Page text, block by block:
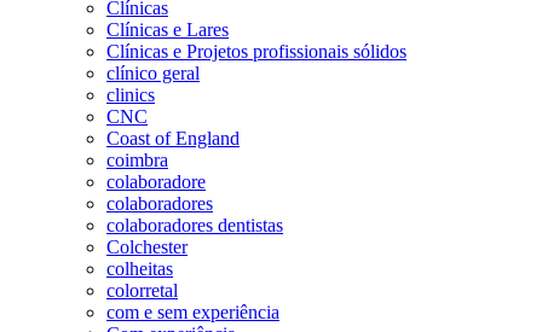
Clínicas
Clínicas e Lares
Clínicas e Projetos profissionais sólidos
clínico geral
clinics
CNC
Coast of England
coimbra
colaboradore
colaboradores
colaboradores dentistas
Colchester
colheitas
colorretal
com e sem experiência